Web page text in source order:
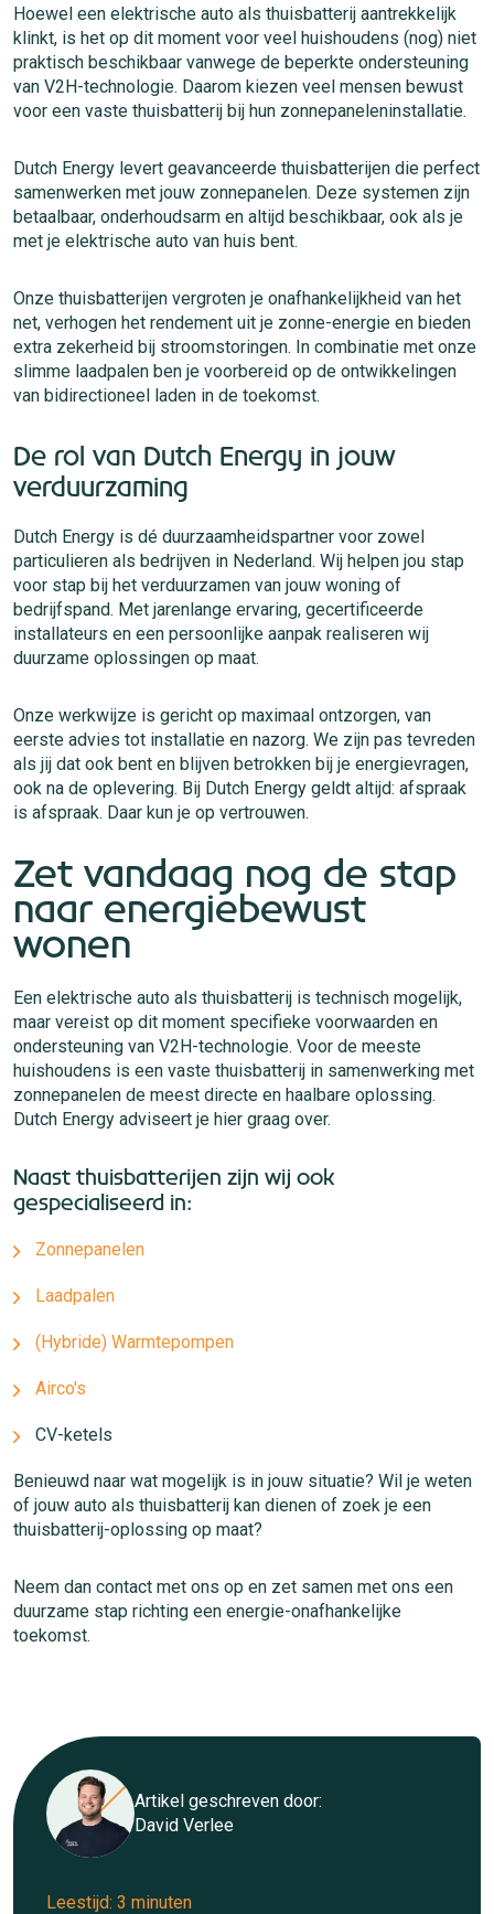
Hoewel een elektrische auto als thuisbatterij aantrekkelijk
klinkt, is het op dit moment voor veel huishoudens (nog) niet
praktisch beschikbaar vanwege de beperkte ondersteuning
van V2H-technologie. Daarom kiezen veel mensen bewust
voor een vaste thuisbatterij bij hun zonnepaneleninstallatie.
Dutch Energy levert geavanceerde thuisbatterijen die perfect
samenwerken met jouw zonnepanelen. Deze systemen zijn
betaalbaar, onderhoudsarm en altijd beschikbaar, ook als je
met je elektrische auto van huis bent.
Onze thuisbatterijen vergroten je onafhankelijkheid van het
net, verhogen het rendement uit je zonne-energie en bieden
extra zekerheid bij stroomstoringen. In combinatie met onze
slimme laadpalen ben je voorbereid op de ontwikkelingen
van bidirectioneel laden in de toekomst.
De rol van Dutch Energy in jouw
verduurzaming
Dutch Energy is dé duurzaamheidspartner voor zowel
particulieren als bedrijven in Nederland. Wij helpen jou stap
voor stap bij het verduurzamen van jouw woning of
bedrijfspand. Met jarenlange ervaring, gecertificeerde
installateurs en een persoonlijke aanpak realiseren wij
duurzame oplossingen op maat.
Onze werkwijze is gericht op maximaal ontzorgen, van
eerste advies tot installatie en nazorg. We zijn pas tevreden
als jij dat ook bent en blijven betrokken bij je energievragen,
ook na de oplevering. Bij Dutch Energy geldt altijd: afspraak
is afspraak. Daar kun je op vertrouwen.
Zet vandaag nog de stap
naar energiebewust
wonen
Een elektrische auto als thuisbatterij is technisch mogelijk,
maar vereist op dit moment specifieke voorwaarden en
ondersteuning van V2H-technologie. Voor de meeste
huishoudens is een vaste thuisbatterij in samenwerking met
zonnepanelen de meest directe en haalbare oplossing.
Dutch Energy adviseert je hier graag over.
Naast thuisbatterijen zijn wij ook
gespecialiseerd in:
Zonnepanelen
Laadpalen
(Hybride) Warmtepompen
Airco's
CV-ketels
Benieuwd naar wat mogelijk is in jouw situatie? Wil je weten
of jouw auto als thuisbatterij kan dienen of zoek je een
thuisbatterij-oplossing op maat?
Neem dan contact met ons op en zet samen met ons een
duurzame stap richting een energie-onafhankelijke
toekomst.
Artikel geschreven door:
David Verlee
Leestijd: 3 minuten